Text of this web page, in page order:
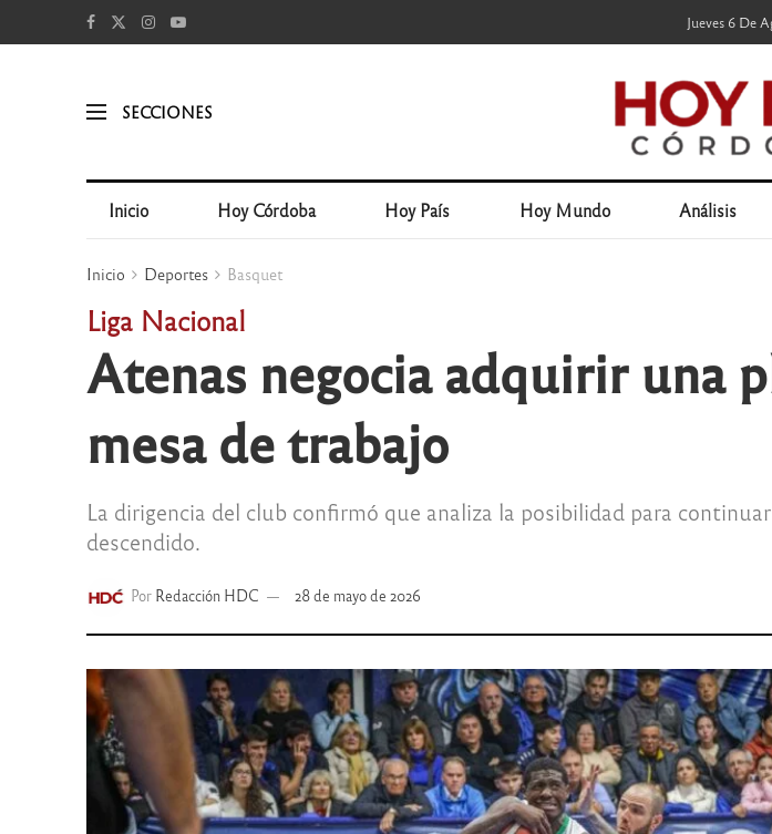
Jueves 6 De
SECCIONES
Inicio Hoy Córdoba Hoy País Hoy Mundo Análisis
Inicio Deportes Basquet
Liga Nacional
Atenas negocia adquirir una
mesa de trabajo
La dirigencia del club confirmó que analiza la posibilidad para
descendido.
Por Redacción HDC 28 de mayo de 2026